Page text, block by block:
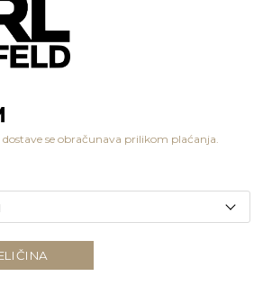
se obračunava prilikom plaćanja.